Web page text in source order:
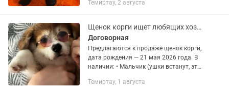
Темиртау, 2 августа
Щенок корги ищет любящих хозяев
Договорная
Предлагаются к продаже щенок корги,
дата рождения — 21 мая 2026 года. В
наличии: • Мальчик (ушки встанут, это
активный, ласковый и очень
Темиртау, 1 августа